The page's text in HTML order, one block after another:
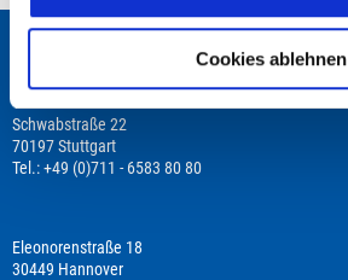
Cookies ablehnen
Wir beraten Dich gerne!
TRAVEL TO LIFE
Schwabstraße 22
70197 Stuttgart
Tel.: +49 (0)711 - 6583 80 80
Eleonorenstraße 18
30449 Hannover